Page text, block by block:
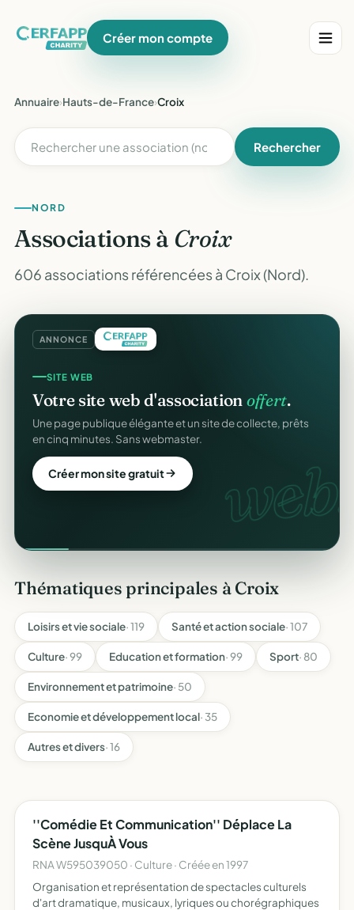
Créer mon compte
Annuaire›Hauts-de-France›Croix
Rechercher
NORD
Associations à Croix
606 associations référencées à Croix (Nord).
ANNONCE
web.
SITE WEB
Votre site web d'association offert.
Une page publique élégante et un site de collecte, prêts
en cinq minutes. Sans webmaster.
Créer mon site gratuit
Thématiques principales à Croix
Loisirs et vie sociale· 119 Santé et action sociale· 107
Culture· 99 Education et formation· 99 Sport· 80
Environnement et patrimoine· 50
Economie et développement local· 35
Autres et divers· 16
''Comédie Et Communication'' Déplace La
Scène JusquÀ Vous
RNA W595039050 · Culture · Créée en 1997
Organisation et représentation de spectacles culturels
d'art dramatique, musicaux, lyriques ou chorégraphiques